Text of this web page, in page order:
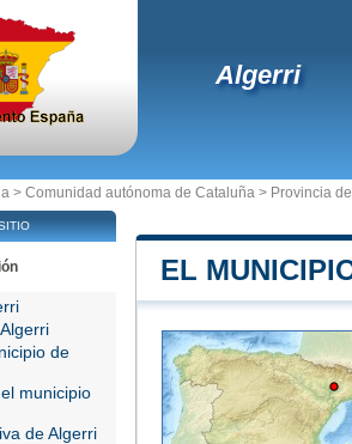
Algerri
> Comunidad autónoma de Cataluña > Provincia
EL
de
municipio
de Algerri